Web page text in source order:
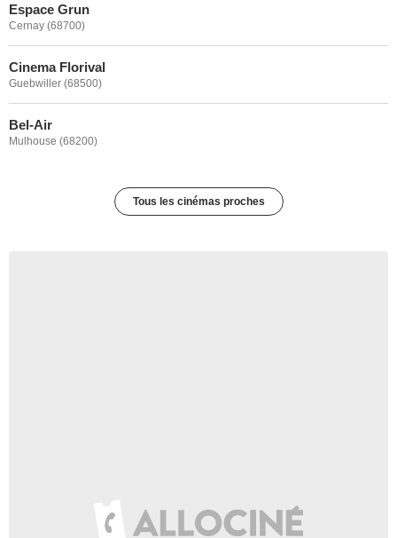
Espace Grun
Cernay (68700)
Cinema Florival
Guebwiller (68500)
Bel-Air
Mulhouse (68200)
Tous les cinémas proches